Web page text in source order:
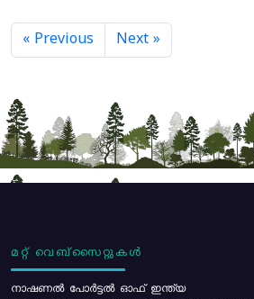
« Previous Next »
മറ്റ് വെബ്സൈറ്റുകൾ
നാഷണൽ പോർട്ടൽ ഓഫ് ഇന്ത്യ